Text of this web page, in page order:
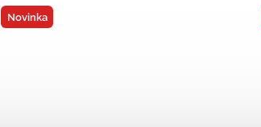
Novinka